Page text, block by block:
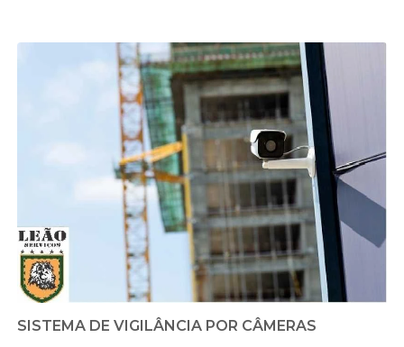
SISTEMA DE VIGILÂNCIA POR CÂMERAS